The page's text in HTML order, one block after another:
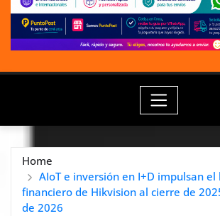
Home
AIoT e inversión en I+D impulsan el
financiero de Hikvision al cierre de
de 2026